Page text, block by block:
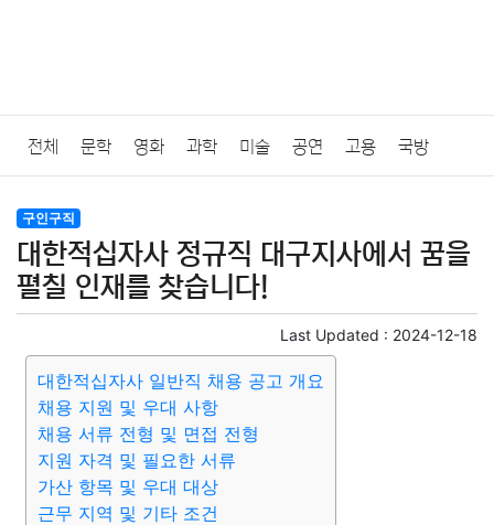
전체 문학 영화 과학 미술 공연 고용 국방
법률
질병 가요 방송 일상 주식 암호화폐 블록체인
미용 증권 인테리어
요리 상품리뷰 원예 금융 게임
대출 자동차 취미 여행
종교 사회 정치 건강
구인구직
대한적십자사 정규직 대구지사에서 꿈을
펼칠 인재를 찾습니다!
Last Updated : 2024-12-18
대한적십자사 일반직 채용 공고 개요
채용 지원 및 우대 사항
채용 서류 전형 및 면접 전형
지원 자격 및 필요한 서류
가산 항목 및 우대 대상
근무 지역 및 기타 조건